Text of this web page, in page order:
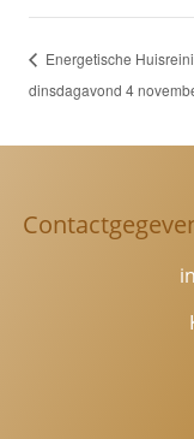
Energetische
dinsdagavond 4